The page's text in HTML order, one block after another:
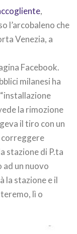
,
l’arcobaleno che
Venezia, a
Facebook.
milanesi ha
la rimozione
il tiro con un
correggere
stazione di P.ta
ad un nuovo
la stazione e il
lì o